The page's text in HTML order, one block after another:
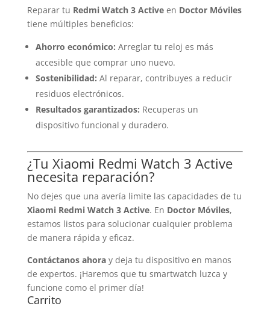
Reparar tu Redmi Watch 3 Activeen Doctor Móviles
tiene múltiples beneficios:
Ahorro económico: Arreglar tu reloj es más
accesible que comprar uno nuevo.
Sostenibilidad: Al reparar, contribuyes a reducir
residuos electrónicos.
Resultados garantizados: Recuperas un
dispositivo funcional y duradero.
¿Tu Xiaomi Redmi Watch 3 Active
necesita reparación?
No dejes que una avería limite las capacidades de tu
Xiaomi Redmi Watch 3 Active. En Doctor Móviles,
estamos listos para solucionar cualquier problema
de manera rápida y eficaz.
Contáctanos ahoray deja tu dispositivo en manos
de expertos. ¡Haremos que tu smartwatch luzca y
funcione como el primer día!
Carrito